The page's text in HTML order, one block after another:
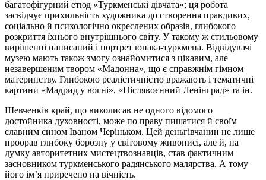
багатофігурний етюд «Туркменські дівчата»; ця робота
засвідчує прихильність художника до створення правдивих,
соціально й психологічно окреслених образів, глибокого
розкриття їхнього внутрішнього світу. У такому ж стильовому
вирішенні написаний і портрет юнака-туркмена. Відвідувачі
музею мають також змогу ознайомитися з цікавим, але
незавершеним твором «Мадонна», що є справжнім гімном
материнству. Глибокою реалістичністю вражають і тематичні
картини «Мадрид у вогні», «Післявоєнний Ленінград» та ін.
Шевченків край, що виколисав не одного відомого
достойника духовності, може по праву пишатися й своїм
славним сином Іваном Черіньком. Цей деньгівчанин не лише
проорав глибоку борозну у світовому живописі, але й, на
думку авторитетних мистецтвознавців, став фактичним
засновником туркменського радянського малярства. А тому
його ім’я приречено на вічність.